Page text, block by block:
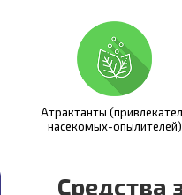
Атрактанты
насекомых-опылителей)
Средства